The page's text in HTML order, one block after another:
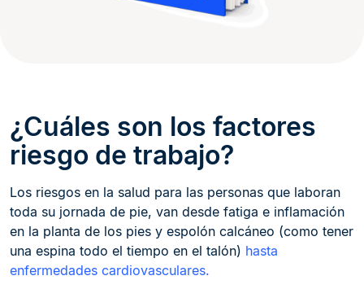
¿Cuáles son los factores
riesgo de trabajo?
Los riesgos en la salud para las personas que laboran
toda su jornada de pie, van desde fatiga e inflamación
en la planta de los pies y espolón calcáneo (como tener
una espina todo el tiempo en el talón) hasta
enfermedades cardiovasculares.